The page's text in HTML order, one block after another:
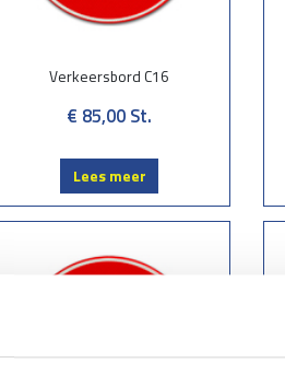
Verkeersbord C16
€ 85,00 St.
Lees meer